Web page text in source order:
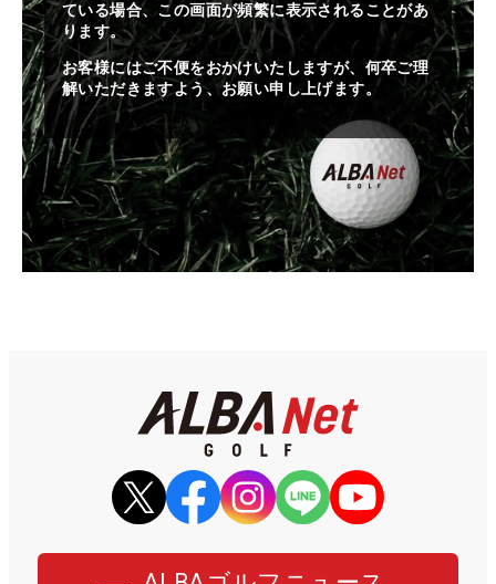
ている場合、この画面が頻繁に表示されることがあ
ります。
お客様にはご不便をおかけいたしますが、何卒ご理
解いただきますよう、お願い申し上げます。